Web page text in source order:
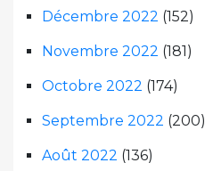
Décembre 2022 (152)
Novembre 2022 (181)
Octobre 2022 (174)
Septembre 2022 (200)
Août 2022 (136)